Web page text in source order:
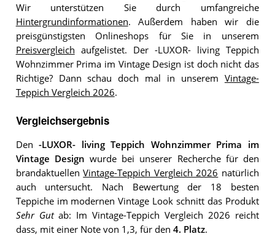
Wir unterstützen Sie durch umfangreiche
Hintergrundinformationen. Außerdem haben wir die
preisgünstigsten Onlineshops für Sie in unserem
Preisvergleich aufgelistet. Der -LUXOR- living Teppich
Wohnzimmer Prima im Vintage Design ist doch nicht das
Richtige? Dann schau doch mal in unserem Vintage-
Teppich Vergleich 2026.
Vergleichsergebnis
Den-LUXOR- living Teppich Wohnzimmer Prima im
Vintage Design wurde bei unserer Recherche für den
brandaktuellenVintage-Teppich Vergleich 2026 natürlich
auch untersucht. Nach Bewertung der 18 besten
Teppiche im modernen Vintage Look schnitt das Produkt
Sehr Gutab: Im Vintage-Teppich Vergleich 2026 reicht
dass, mit einer Note von 1,3, für den 4. Platz.